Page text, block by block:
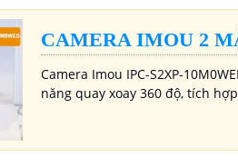
CAMERA IMOU 2
Camera Imou IPC-S2XP-
năng quay xoay 360 độ, tích